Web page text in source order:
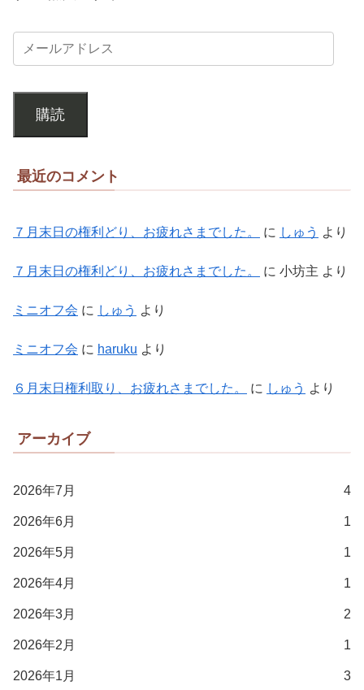
購読
最近のコメント
７月末日の権利どり、お疲れさまでした。 に しゅう より
７月末日の権利どり、お疲れさまでした。 に 小坊主 より
ミニオフ会 に しゅう より
ミニオフ会 に haruku より
６月末日権利取り、お疲れさまでした。 に しゅう より
アーカイブ
2026年7月 4
2026年6月 1
2026年5月 1
2026年4月 1
2026年3月 2
2026年2月 1
2026年1月 3